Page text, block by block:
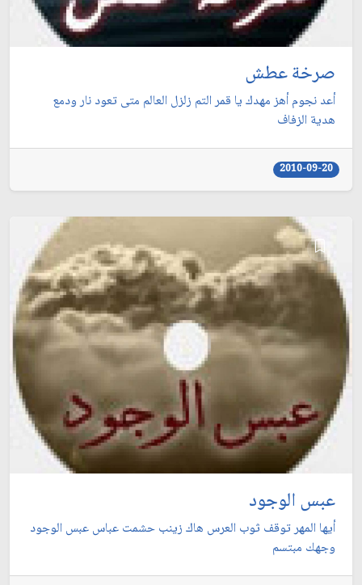
صرخة عطش
أعد نجوم أهز مهدك يا قمر التم زلزل العالم متى تعود نار ودمع
هدية الزفاف
2010-09-20
عبس الوجود
أيها المهر توقف ثوب العرس هاك زينب حشمت عباس عبس الوجود
وجهك مبتسم